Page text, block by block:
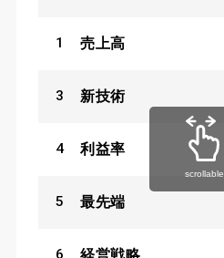
1 売上高
3 新技術
4 利益率
5 最先端
6
scrollable